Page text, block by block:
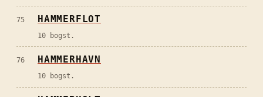
75 HAMMERFLOT
10 bogst.
76 HAMMERHAVN
10 bogst.